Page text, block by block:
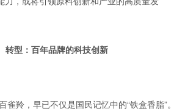
转型：百年品牌的科技创新
雀羚，早已不仅是国民记忆中的“铁盒香脂”。